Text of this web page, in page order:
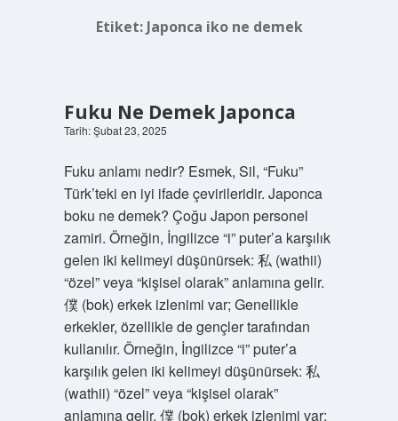
Etiket: Japonca iko ne demek
Fuku Ne Demek Japonca
Tarih: Şubat 23, 2025
Fuku anlamı nedir? Esmek, Sil, “Fuku”
Türk’teki en iyi ifade çevirileridir. Japonca
boku ne demek? Çoğu Japon personel
zamiri. Örneğin, İngilizce “i” puter’a karşılık
gelen iki kelimeyi düşünürsek: 私 (wathii)
“özel” veya “kişisel olarak” anlamına gelir.
僕 (bok) erkek izlenimi var; Genellikle
erkekler, özellikle de gençler tarafından
kullanılır. Örneğin, İngilizce “i” puter’a
karşılık gelen iki kelimeyi düşünürsek: 私
(wathii) “özel” veya “kişisel olarak”
anlamına gelir. 僕 (bok) erkek izlenimi var;